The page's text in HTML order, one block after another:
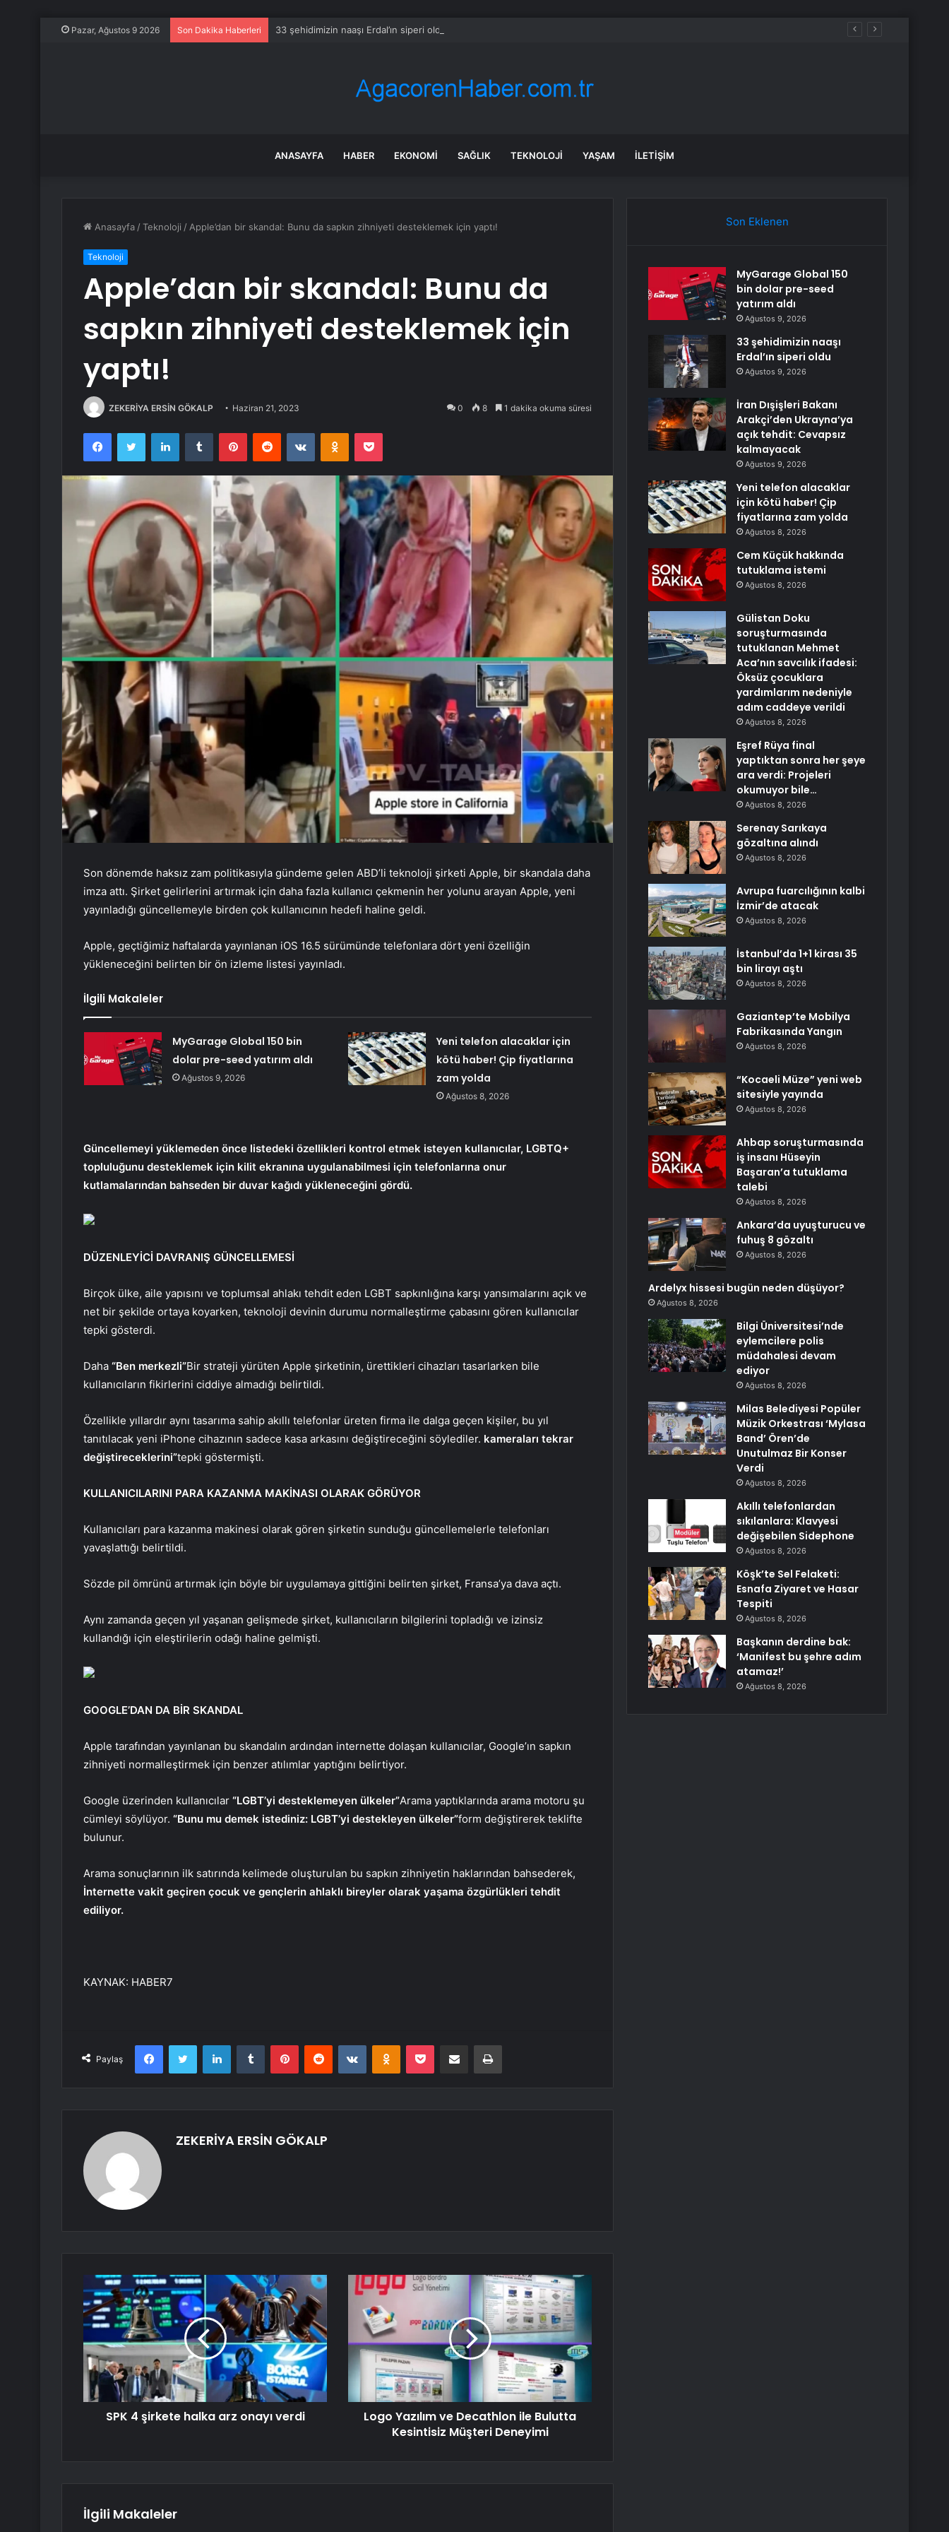
Pazar, Ağustos 9 2026 Son Dakika Haberleri 33 şehidimizin naaşı Erdal’ın siperi oldu
ANASAYFA HABER EKONOMI SAĞLIK TEKNOLOJI YAŞAM İLETIŞIM
Anasayfa /Teknoloji / Apple’dan bir skandal: Bunu da sapkın zihniyeti desteklemek için yaptı!
Teknoloji
Apple’dan bir skandal: Bunu da
sapkın zihniyeti desteklemek için
yaptı!
ZEKERİYA ERSİN GÖKALP Haziran 21, 2023 0 8 1 dakika okuma süresi
FacebookTwitter LinkedInTumblr PinterestReddit VKontakteOdnoklassniki
Pocket
Son dönemde haksız zam politikasıyla gündeme gelen ABD’li teknoloji şirketi Apple, bir skandala daha
imza attı. Şirket gelirlerini artırmak için daha fazla kullanıcı çekmenin her yolunu arayan Apple, yeni
yayınladığı güncellemeyle birden çok kullanıcının hedefi haline geldi.
Apple, geçtiğimiz haftalarda yayınlanan iOS 16.5 sürümünde telefonlara dört yeni özelliğin
yükleneceğini belirten bir ön izleme listesi yayınladı.
İlgili Makaleler
MyGarage Global 150 bin
dolar pre-seed yatırım aldı
Ağustos 9, 2026
Yeni telefon alacaklar için
kötü haber! Çip fiyatlarına
zam yolda
Ağustos 8, 2026
Güncellemeyi yüklemeden önce listedeki özellikleri kontrol etmek isteyen kullanıcılar, LGBTQ+
topluluğunu desteklemek için kilit ekranına uygulanabilmesi için telefonlarına onur
kutlamalarından bahseden bir duvar kağıdı yükleneceğini gördü.
DÜZENLEYİCİ DAVRANIŞ GÜNCELLEMESİ
Birçok ülke, aile yapısını ve toplumsal ahlakı tehdit eden LGBT sapkınlığına karşı yansımalarını açık ve
net bir şekilde ortaya koyarken, teknoloji devinin durumu normalleştirme çabasını gören kullanıcılar
tepki gösterdi.
Daha “Ben merkezli”Bir strateji yürüten Apple şirketinin, ürettikleri cihazları tasarlarken bile
kullanıcıların fikirlerini ciddiye almadığı belirtildi.
Özellikle yıllardır aynı tasarıma sahip akıllı telefonlar üreten firma ile dalga geçen kişiler, bu yıl
tanıtılacak yeni iPhone cihazının sadece kasa arkasını değiştireceğini söylediler. kameraları tekrar
değiştireceklerini”tepki göstermişti.
KULLANICILARINI PARA KAZANMA MAKİNASI OLARAK GÖRÜYOR
Kullanıcıları para kazanma makinesi olarak gören şirketin sunduğu güncellemelerle telefonları
yavaşlattığı belirtildi.
Sözde pil ömrünü artırmak için böyle bir uygulamaya gittiğini belirten şirket, Fransa’ya dava açtı.
Aynı zamanda geçen yıl yaşanan gelişmede şirket, kullanıcıların bilgilerini topladığı ve izinsiz
kullandığı için eleştirilerin odağı haline gelmişti.
GOOGLE’DAN DA BİR SKANDAL
Apple tarafından yayınlanan bu skandalın ardından internette dolaşan kullanıcılar, Google’ın sapkın
zihniyeti normalleştirmek için benzer atılımlar yaptığını belirtiyor.
Google üzerinden kullanıcılar “LGBT’yi desteklemeyen ülkeler”Arama yaptıklarında arama motoru şu
cümleyi söylüyor. “Bunu mu demek istediniz: LGBT’yi destekleyen ülkeler”form değiştirerek teklifte
bulunur.
Arama sonuçlarının ilk satırında kelimede oluşturulan bu sapkın zihniyetin haklarından bahsederek,
İnternette vakit geçiren çocuk ve gençlerin ahlaklı bireyler olarak yaşama özgürlükleri tehdit
ediliyor.
KAYNAK: HABER7
Paylaş
FacebookTwitter LinkedInTumblr PinterestReddit VKontakteOdnoklassniki
Pocket E-Posta ile paylaş Yazdır
ZEKERİYA ERSİN GÖKALP
SPK 4 şirkete halka arz onayı verdi
Logo Yazılım ve Decathlon ile Bulutta
Kesintisiz Müşteri Deneyimi
İlgili Makaleler
Son Eklenen
MyGarage Global 150
bin dolar pre-seed
yatırım aldı
Ağustos 9, 2026
33 şehidimizin naaşı
Erdal’ın siperi oldu
Ağustos 9, 2026
İran Dışişleri Bakanı
Arakçi’den Ukrayna’ya
açık tehdit: Cevapsız
kalmayacak
Ağustos 9, 2026
Yeni telefon alacaklar
için kötü haber! Çip
fiyatlarına zam yolda
Ağustos 8, 2026
Cem Küçük hakkında
tutuklama istemi
Ağustos 8, 2026
Gülistan Doku
soruşturmasında
tutuklanan Mehmet
Aca’nın savcılık ifadesi:
Öksüz çocuklara
yardımlarım nedeniyle
adım caddeye verildi
Ağustos 8, 2026
Eşref Rüya final
yaptıktan sonra her şeye
ara verdi: Projeleri
okumuyor bile…
Ağustos 8, 2026
Serenay Sarıkaya
gözaltına alındı
Ağustos 8, 2026
Avrupa fuarcılığının kalbi
İzmir’de atacak
Ağustos 8, 2026
İstanbul’da 1+1 kirası 35
bin lirayı aştı
Ağustos 8, 2026
Gaziantep’te Mobilya
Fabrikasında Yangın
Ağustos 8, 2026
“Kocaeli Müze” yeni web
sitesiyle yayında
Ağustos 8, 2026
Ahbap soruşturmasında
iş insanı Hüseyin
Başaran’a tutuklama
talebi
Ağustos 8, 2026
Ankara’da uyuşturucu ve
fuhuş 8 gözaltı
Ağustos 8, 2026
Ardelyx hissesi bugün neden düşüyor?
Ağustos 8, 2026
Bilgi Üniversitesi’nde
eylemcilere polis
müdahalesi devam
ediyor
Ağustos 8, 2026
Milas Belediyesi Popüler
Müzik Orkestrası ‘Mylasa
Band’ Ören’de
Unutulmaz Bir Konser
Verdi
Ağustos 8, 2026
Akıllı telefonlardan
sıkılanlara: Klavyesi
değişebilen Sidephone
Ağustos 8, 2026
Köşk’te Sel Felaketi:
Esnafa Ziyaret ve Hasar
Tespiti
Ağustos 8, 2026
Başkanın derdine bak:
‘Manifest bu şehre adım
atamaz!’
Ağustos 8, 2026